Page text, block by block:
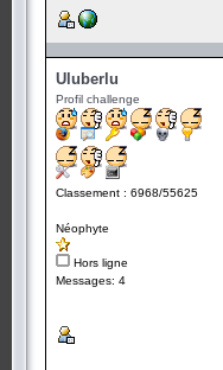
Uluberlu
Profil challenge
Classement : 6968/55625
Néophyte
Hors ligne
Messages: 4